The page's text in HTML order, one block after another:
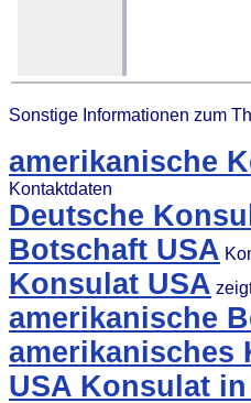
Sonstige Informationen zum
amerikanische
Kontaktdaten
Deutsche
Botschaft USA
Konsulat USA
amerikanische
amerikanisches
USA Konsulat